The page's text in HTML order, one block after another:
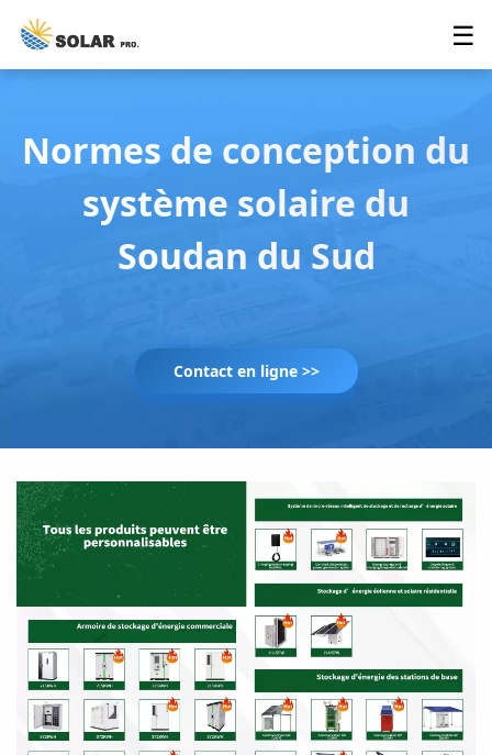
☰
Normes de conception du
système solaire du
Soudan du Sud
Contact en ligne >>